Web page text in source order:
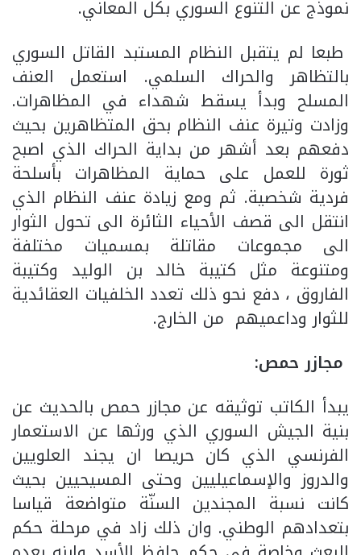
نموذج عن التنوع السوري بكل المعاني.
طبعا لم يتقبل النظام المستبد القاتل السوري
بالتظاهر والحراك السلمي. استعمل العنف
المسلح وبدأ يسقط شهداء في المظاهرات.
وزادت وتيرة عنف النظام بحق المتظاهرين بحيث
دفعهم بعد أشهر من بداية الحراك الذي اصبح
ثورة للعمل على حماية المظاهرات بأسلحة
فردية شخصية. ثم ومع زيادة عنف النظام الذي
انتقل الى قصف الأحياء الثائرة الى تحول الثوار
الى مجموعات مقاتلة بمسميات مختلفة
ومتنوعة مثل كتيبة خالد بن الوليد وكتيبة
الفاروق ، دفع نحو ذلك تعدد الخلفيات العقائدية
للثوار وداعميهم من الخارج.
مجازر حمص:
يبدأ الكاتب توثيقه عن مجازر حمص بالحديث عن
بنية الجيش السوري الذي ورثها عن الاستعمار
الفرنسي الذي كان حريصا ان يجند العلويين
والدروز والإسماعيليين وحتى المسيحيين بحيث
كانت نسبة المجندين السنّة متواضعة قياسا
بتعدادهم الوطني. وان ذلك زاد في مرحلة حكم